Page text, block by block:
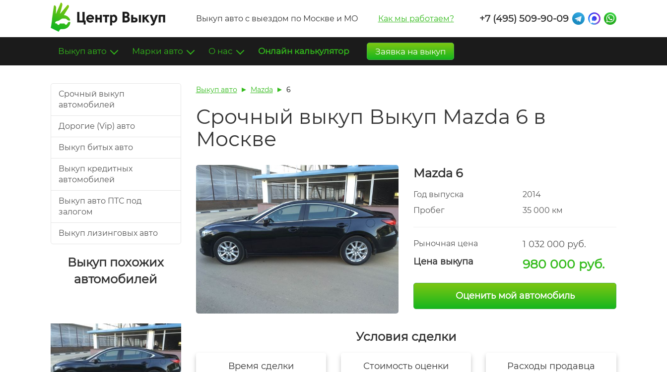
Выкуп авто с выездом по Москве и МО Как мы работаем? +7 (495) 509-90-09
Выкуп авто Марки авто О нас Онлайн калькулятор Заявка на выкуп
Срочный выкуп
автомобилей
Дорогие (Vip) авто
Выкуп битых авто
Выкуп кредитных
автомобилей
Выкуп авто ПТС под
залогом
Выкуп лизинговых авто
Выкуп похожих
автомобилей
Выкуп авто Mazda 6
Срочный выкуп Выкуп Mazda 6 в
Москве
Mazda 6
Год выпуска
2014
Пробег
35 000 км
Рыночная цена
1 032 000 руб.
Цена выкупа
980 000 руб.
Оценить мой автомобиль
Условия сделки
Время сделки Стоимость оценки Расходы продавца